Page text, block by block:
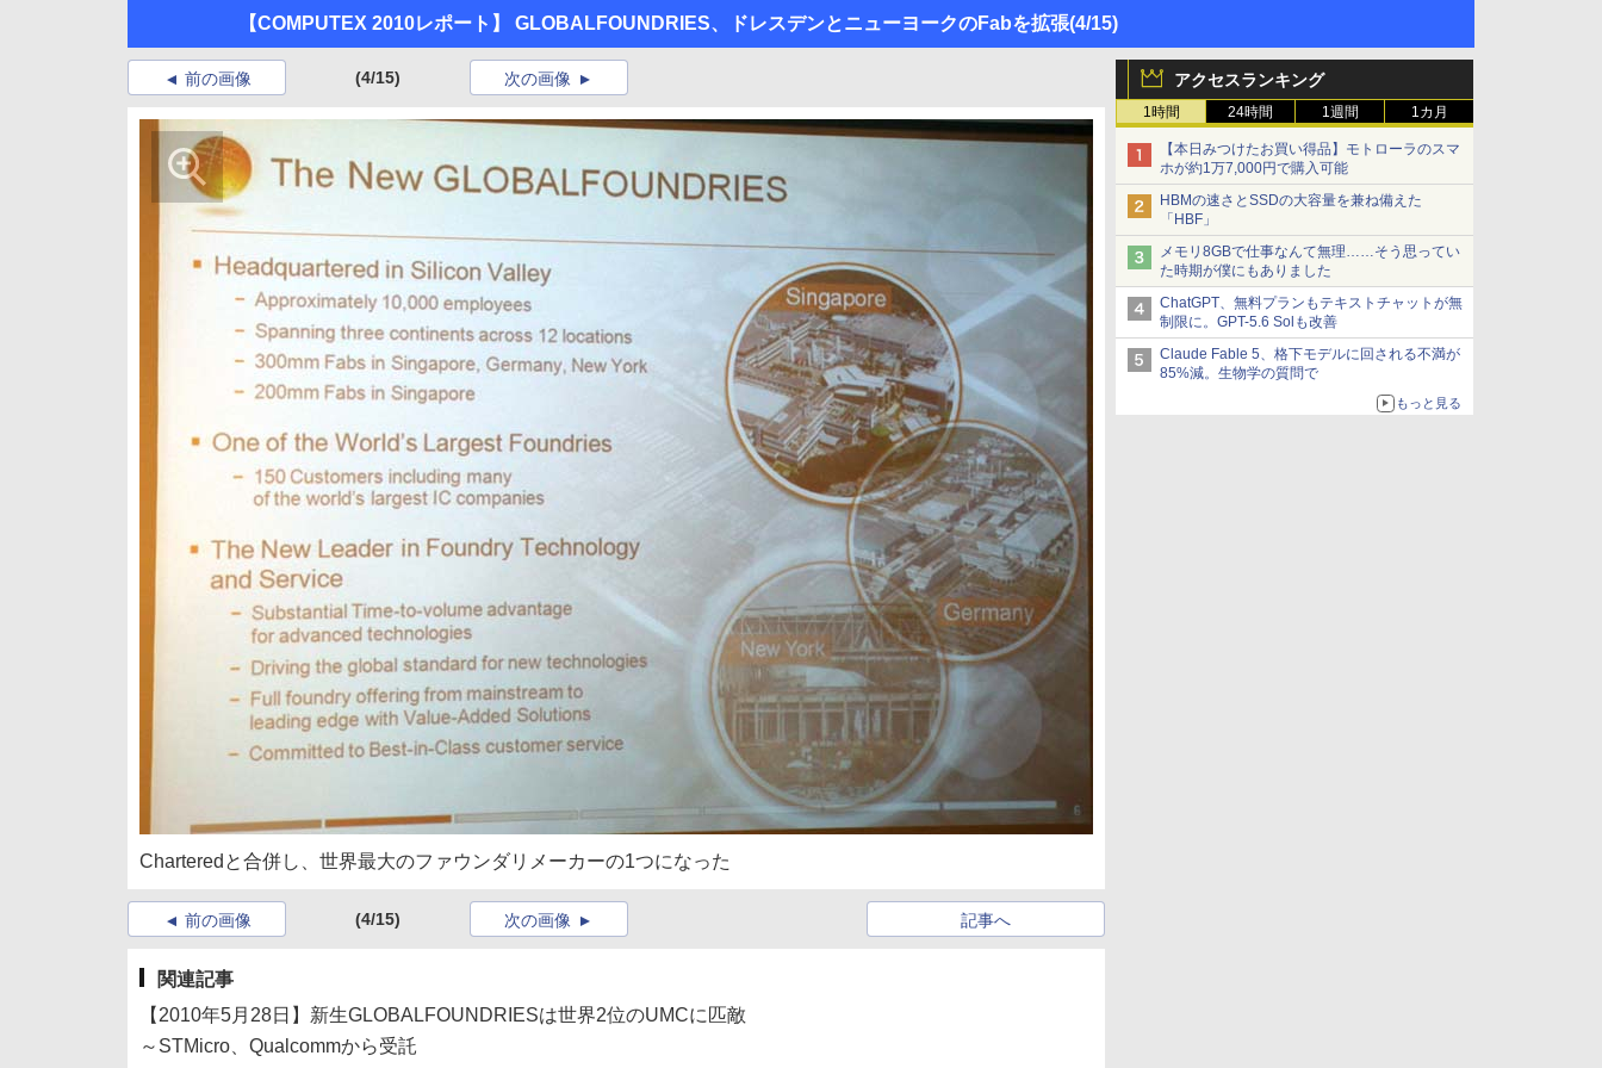
【COMPUTEX 2010レポート】 GLOBALFOUNDRIES、ドレスデンとニューヨークのFabを拡張(4/15)
アクセスランキング
1時間 24時間 1週間 1カ月
【本日みつけたお買い得品】モトローラのスマ
ホが約1万7,000円で購入可能
HBMの速さとSSDの大容量を兼ね備えた
「HBF」
メモリ8GBで仕事なんて無理……そう思ってい
た時期が僕にもありました
ChatGPT、無料プランもテキストチャットが無
制限に。GPT-5.6 Solも改善
Claude Fable 5、格下モデルに回される不満が
85%減。生物学の質問で
もっと見る
前の画像 (4/15) 次の画像
Charteredと合併し、世界最大のファウンダリメーカーの1つになった
前の画像 (4/15) 記事へ
次の画像
関連記事
【2010年5月28日】新生GLOBALFOUNDRIESは世界2位のUMCに匹敵
～STMicro、Qualcommから受託